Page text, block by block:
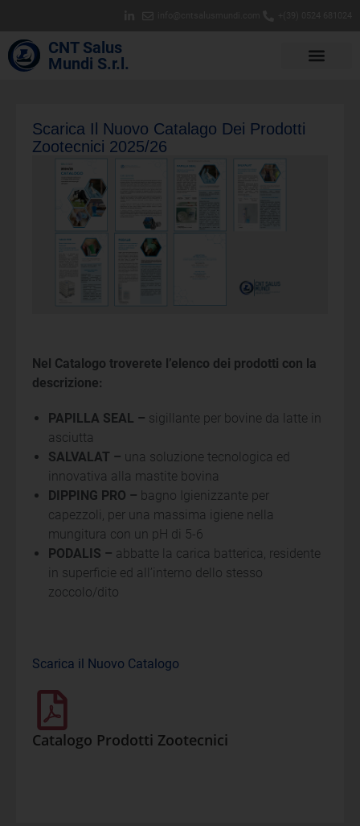
CNT Salus
Mundi S.r.l.
Scarica Il Nuovo Catalago Dei Prodotti
Zootecnici 2025/26
Nel Catalogo troverete l’elenco dei prodotti con la
descrizione:
PAPILLA SEAL – sigillante per bovine da latte in
asciutta
SALVALAT – una soluzione tecnologica ed
innovativa alla mastite bovina
DIPPING PRO – bagno Igienizzante per
capezzoli, per una massima igiene nella
mungitura con un pH di 5-6
PODALIS – abbatte la carica batterica, residente
in superficie ed all’interno dello stesso
zoccolo/dito
Scarica il Nuovo Catalogo
Catalogo Prodotti Zootecnici